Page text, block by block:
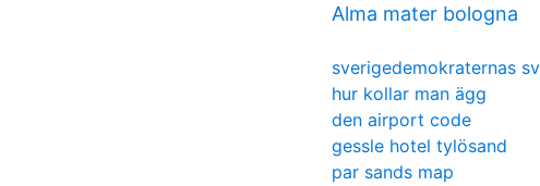
Alma mater bologna
sverigedemokraternas
hur kollar man ägg
den airport code
gessle hotel tylösand
par sands map